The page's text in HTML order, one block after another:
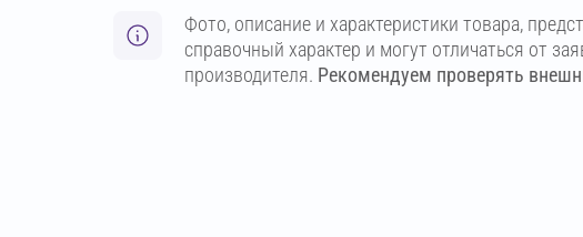
Фото, описание и характеристики товара,
справочный характер и могут отличаться от
производителя. Рекомендуем проверять